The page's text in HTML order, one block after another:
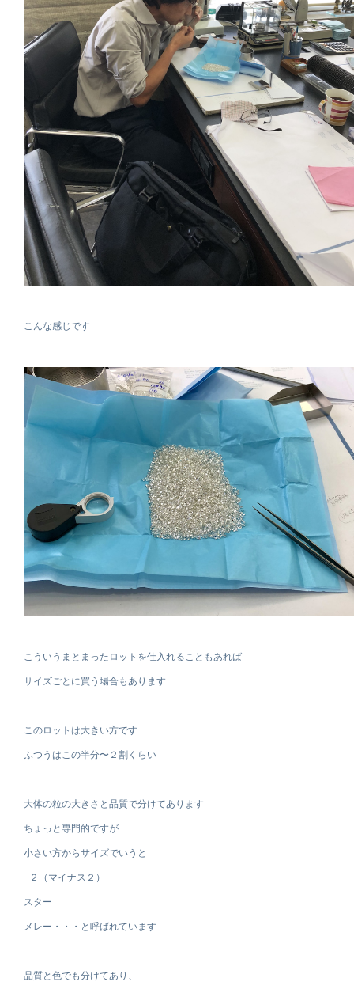
こんな感じです
こういうまとまったロットを仕入れることもあれば
サイズごとに買う場合もあります
このロットは大きい方です
ふつうはこの半分〜２割くらい
大体の粒の大きさと品質で分けてあります
ちょっと専門的ですが
小さい方からサイズでいうと
−２（マイナス２）
スター
メレー・・・と呼ばれています
品質と色でも分けてあり、